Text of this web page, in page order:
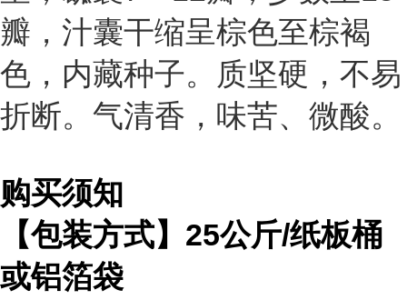
瓣，汁囊干缩呈棕色至棕褐
色，内藏种子。质坚硬，不易
折断。气清香，味苦、微酸。
购买须知
【包装方式】 25公斤/纸板桶
或铝箔袋